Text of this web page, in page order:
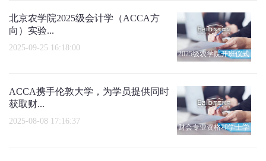
2025级农学院开班仪式
北京农学院2025级会计学（ACCA方
向）实验...
2025-09-25 16:18:00
财会专业资格和学士学
ACCA携手伦敦大学，为学员提供同时
获取财...
2025-08-08 17:16:37